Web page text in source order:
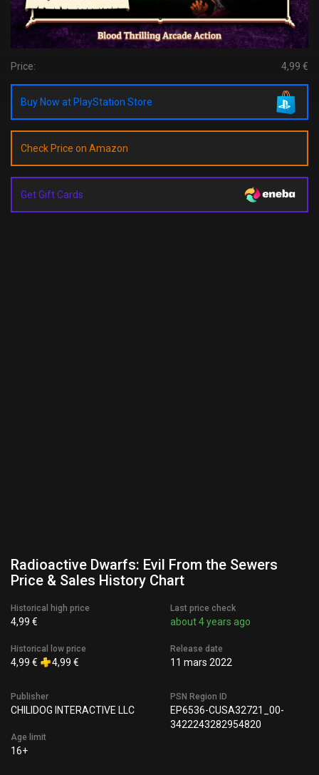
Price: 4,99 €
Buy Now at PlayStation Store
Check Price on Amazon
Get Gift Cards
Radioactive Dwarfs: Evil From the Sewers
Price & Sales History Chart
Historical high price
4,99 €
Historical low price
4,99 € 4,99 €
Last price check
about 4 years ago
Release date
11 mars 2022
Publisher
CHILIDOG INTERACTIVE LLC
Age limit
16+
PSN Region ID
EP6536-CUSA32721_00-
3422243282954820